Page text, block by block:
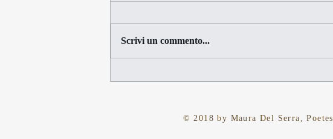
Scrivi un commento...
© 2018 by Maura Del Serra,